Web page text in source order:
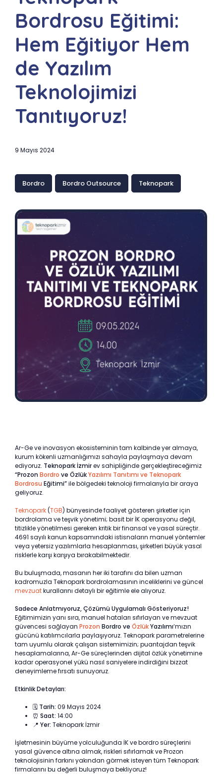
Bordrosu Eğitimi:
Hem Eğitiyor Hem
de Yazılım
Teknolojimizi
Tanıtıyoruz!
9 Mayıs 2024
Bordro Bordro Outsource Teknopark
Ar-Ge ve inovasyon ekosisteminin tam kalbinde yer almaya,
kurum kökenli uzmanlığımızı sahayla paylaşmaya devam
ediyoruz. Teknopark İzmirev sahipliğinde gerçekleştireceğimiz
“Prozon Bordro ve ÖzlükYazılımı Tanıtımı ve Teknopark
Bordrosu Eğitimi”ile bölgedeki teknoloji firmalarıyla bir araya
geliyoruz.
Teknopark(TGB) bünyesinde faaliyet gösteren şirketler için
bordrolama ve teşvik yönetimi; basit bir İK operasyonu değil,
titizlikle yönetilmesi gereken kritik bir finansal ve yasal süreçtir.
4691 sayılı kanun kapsamındaki istisnaların manuel yöntemler
veya yetersiz yazılımlarla hesaplanması, şirketleri büyük yasal
risklerle karşı karşıya bırakabilmektedir.
Bu buluşmada, masanın her iki tarafını da bilen uzman
kadromuzla Teknopark bordrolamasının inceliklerini ve güncel
mevzuatkurallarını detaylı bir eğitimle ele alıyoruz.
Sadece Anlatmıyoruz, Çözümü Uygulamalı Gösteriyoruz!
Eğitimimizin yanı sıra, manuel hataları sıfırlayan ve mevzuat
güvencesi sağlayan Prozon Bordro ve ÖzlükYazılımı‘mızın
gücünü katılımcılarla paylaşıyoruz. Teknopark parametrelerine
tam uyumlu olarak çalışan sistemimizin; puantajdan teşvik
hesaplamalarına, Ar-Ge süreçlerinden dijital özlük yönetimine
kadar operasyonel yükü nasıl saniyelere indirdiğini bizzat
deneyimleme fırsatı sunuyoruz.
Etkinlik Detayları:
🗓️ Tarih: 09 Mayıs 2024
⏰ Saat: 14:00
📍 Yer: Teknopark İzmir
İşletmesinin büyüme yolculuğunda İK ve bordro süreçlerini
yasal güvence altına almak, riskleri sıfırlamak ve Prozon
teknolojisinin farkını yakından görmek isteyen tüm Teknopark
firmalarını bu değerli buluşmaya bekliyoruz!